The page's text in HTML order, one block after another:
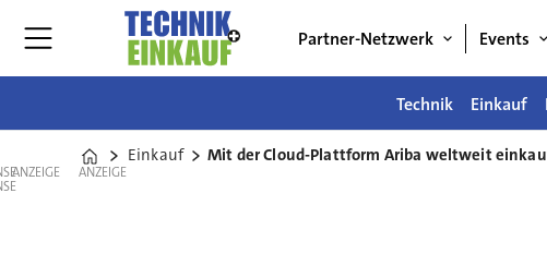
Partner-Netzwerk Events
Technik Einkauf
Home
Einkauf Mit der Cloud-Plattform Ariba weltweit
ANZEIGE ANZEIGE